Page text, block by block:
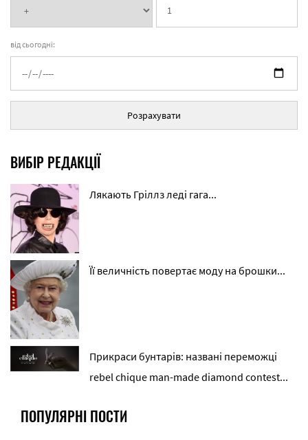
від сьогодні:
Розрахувати
ВИБІР РЕДАКЦІЇ
Лякають Гріллз леді гага...
Її величність повертає моду на брошки...
Прикраси бунтарів: названі переможці
rebel chique man-made diamond contest...
ПОПУЛЯРНІ ПОСТИ